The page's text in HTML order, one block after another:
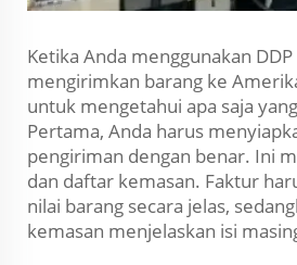
Ketika Anda menggunakan
mengirimkan barang ke
untuk mengetahui apa saja
Pertama, Anda harus
pengiriman dengan benar. Ini
dan daftar kemasan. Faktur
nilai barang secara jelas,
kemasan menjelaskan isi